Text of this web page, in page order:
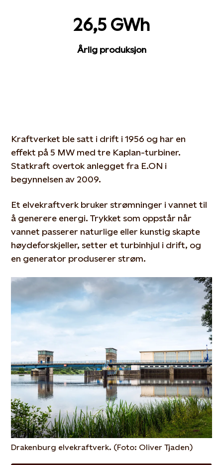
26,5 GWh
Årlig produksjon
Kraftverket ble satt i drift i 1956 og har en
effekt på 5 MW med tre Kaplan-turbiner.
Statkraft overtok anlegget fra E.ON i
begynnelsen av 2009.
Et elvekraftverk bruker strømninger i vannet til
å generere energi. Trykket som oppstår når
vannet passerer naturlige eller kunstig skapte
høydeforskjeller, setter et turbinhjul i drift, og
en generator produserer strøm.
Drakenburg elvekraftverk. (Foto: Oliver Tjaden)